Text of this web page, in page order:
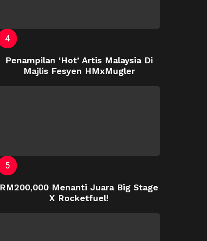
Penampilan ‘Hot’ Artis Malaysia Di
Majlis Fesyen HMxMugler
RM200,000 Menanti Juara Big Stage
X Rocketfuel!